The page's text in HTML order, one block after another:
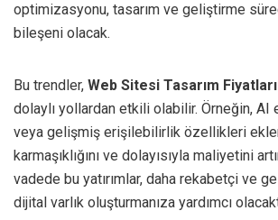
optimizasyonu, tasarım ve geliştirme
bileşeni olacak.
Bu trendler, Web Sitesi Tasarım
dolaylı yollardan etkili olabilir. Örneğin, AI
veya gelişmiş erişilebilirlik özellikleri
karmaşıklığını ve dolayısıyla maliyetini
vadede bu yatırımlar, daha rekabetçi ve
dijital varlık oluşturmanıza yardımcı